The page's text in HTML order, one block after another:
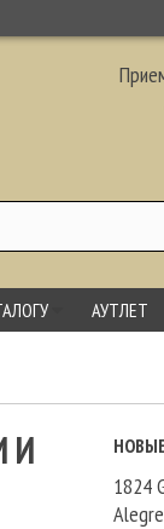
АУТЛЕТ
1824
Alegre
И